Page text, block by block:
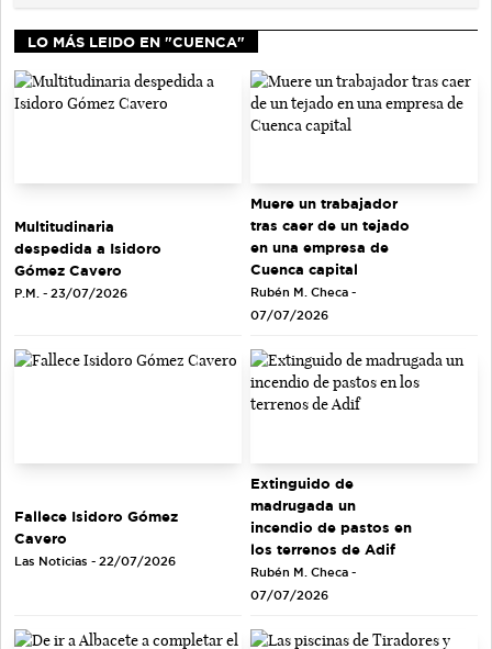
LO MÁS LEIDO EN "CUENCA"
Multitudinaria
despedida a Isidoro
Gómez Cavero
P.M. - 23/07/2026
Muere un trabajador
tras caer de un tejado
en una empresa de
Cuenca capital
Rubén M. Checa -
07/07/2026
Fallece Isidoro Gómez
Cavero
Las Noticias - 22/07/2026
Extinguido de
madrugada un
incendio de pastos en
los terrenos de Adif
Rubén M. Checa -
07/07/2026